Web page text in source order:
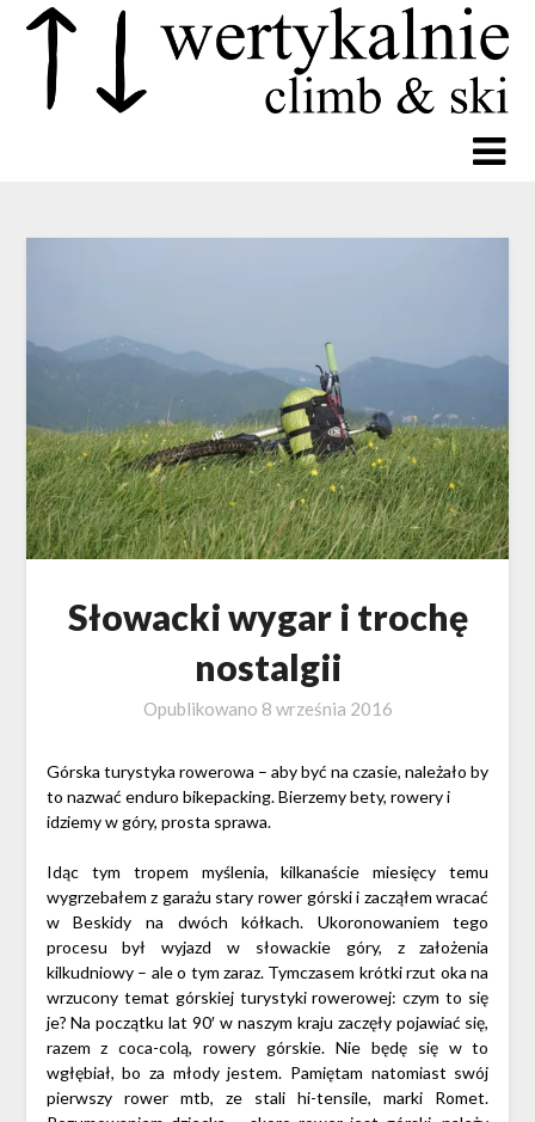
Słowacki wygar i trochę
nostalgii
Opublikowano 8 września 2016
Górska turystyka rowerowa – aby być na czasie, należało by
to nazwać enduro bikepacking. Bierzemy bety, rowery i
idziemy w góry, prosta sprawa.
Idąc tym tropem myślenia, kilkanaście miesięcy temu
wygrzebałem z garażu stary rower górski i zacząłem wracać
w Beskidy na dwóch kółkach. Ukoronowaniem tego
procesu był wyjazd w słowackie góry, z założenia
kilkudniowy – ale o tym zaraz. Tymczasem krótki rzut oka na
wrzucony temat górskiej turystyki rowerowej: czym to się
je? Na początku lat 90′ w naszym kraju zaczęły pojawiać się,
razem z coca-colą, rowery górskie. Nie będę się w to
wgłębiał, bo za młody jestem. Pamiętam natomiast swój
pierwszy rower mtb, ze stali hi-tensile, marki Romet.